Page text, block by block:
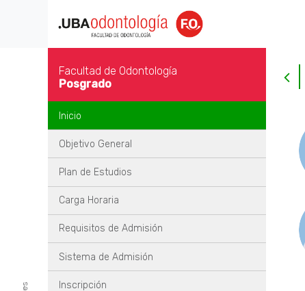
Facultad de Odontología
Posgrado
Inicio
Objetivo General
Plan de Estudios
Carga Horaria
Requisitos de Admisión
Sistema de Admisión
Inscripción